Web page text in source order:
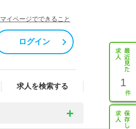
マイページでできること
ログイン
求人を検索する 1